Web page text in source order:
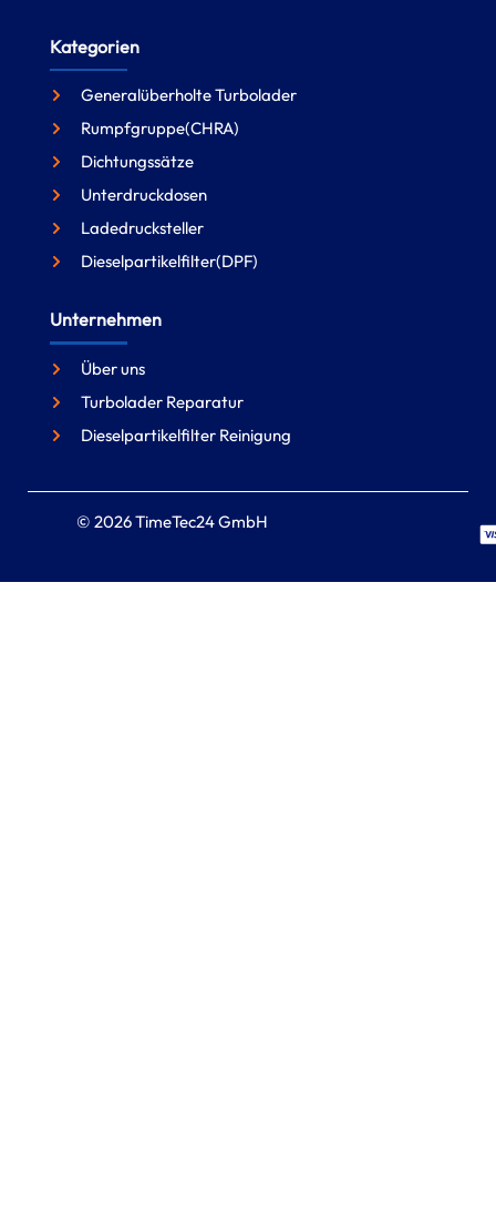
Kategorien
Generalüberholte Turbolader
Rumpfgruppe(CHRA)
Dichtungssätze
Unterdruckdosen
Ladedrucksteller
Dieselpartikelfilter(DPF)
Unternehmen
Über uns
Turbolader Reparatur
Dieselpartikelfilter Reinigung
© 2026 TimeTec24 GmbH